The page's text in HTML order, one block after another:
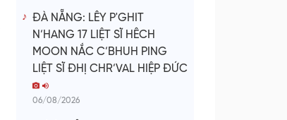
ĐÀ NẴNG: LÊY P'GHIT
N’HANG 17 LIỆT SĨ HÊCH
MOON NẮC C’BHUH PING
LIỆT SĨ ĐHỊ CHR’VAL HIỆP ĐỨC
06/08/2026